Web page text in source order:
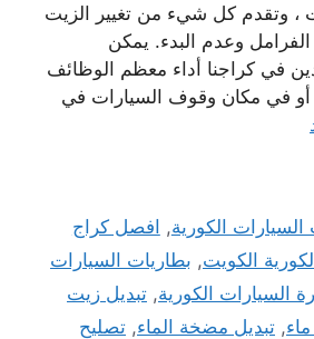
، وتقدم كل شيء من تغيير الزيت
وعدم البدء. يمكن
في كراجنا أداء معظم الوظائف
في مكان وقوف السيارات في
الكورية, افصل كراج
الكويت, بطاريات السيارات
السيارات الكورية, تبديل زيت
, تبديل مضخة الماء, تصليح